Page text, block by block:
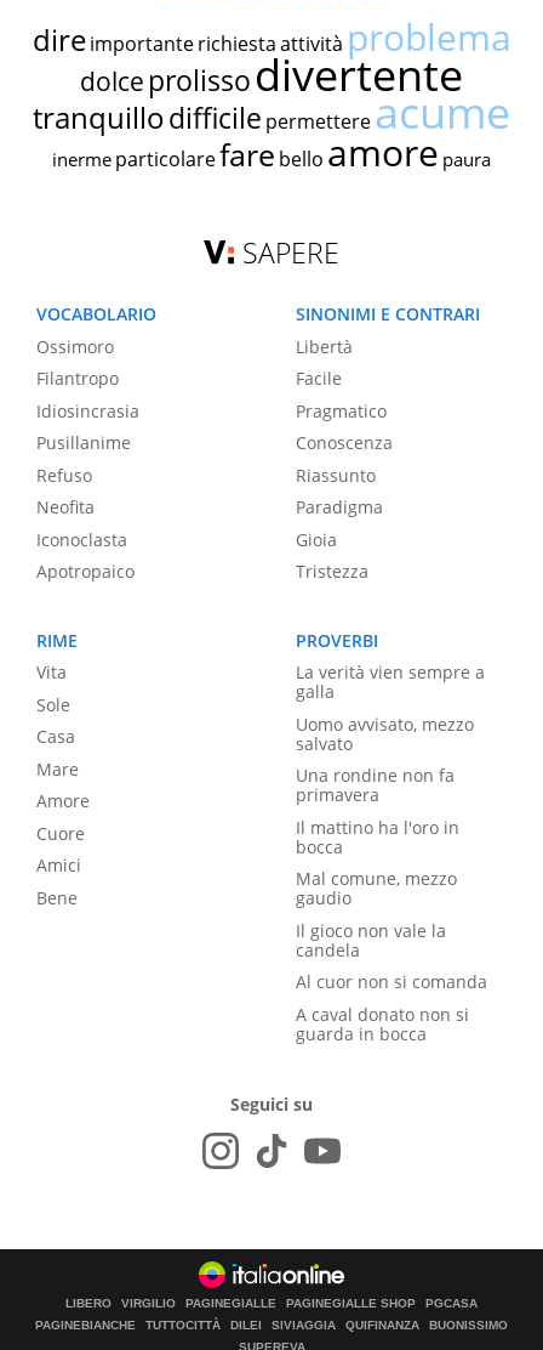
dire importante richiestaattività problema
dolce prolissodivertente
tranquillodifficile permettereacume
inerme particolarefare bello amore paura
SAPERE
VOCABOLARIO
Ossimoro
Filantropo
Idiosincrasia
Pusillanime
Refuso
Neofita
Iconoclasta
Apotropaico
SINONIMI E CONTRARI
Libertà
Facile
Pragmatico
Conoscenza
Riassunto
Paradigma
Gioia
Tristezza
RIME
Vita
Sole
Casa
Mare
Amore
Cuore
Amici
Bene
PROVERBI
La verità vien sempre a
galla
Uomo avvisato, mezzo
salvato
Una rondine non fa
primavera
Il mattino ha l'oro in
bocca
Mal comune, mezzo
gaudio
Il gioco non vale la
candela
Al cuor non si comanda
A caval donato non si
guarda in bocca
Seguici su
LIBERO VIRGILIO PAGINEGIALLE PAGINEGIALLE SHOP
PGCASA
PAGINEBIANCHE
TUTTOCITTÀ DILEI SIVIAGGIA QUIFINANZA
BUONISSIMO